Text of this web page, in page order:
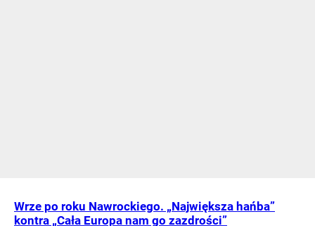
Wrze po roku Nawrockiego. „Największa hańba”
kontra „Cała Europa nam go zazdrości”